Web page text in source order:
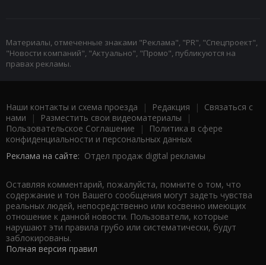
Материалы, отмеченные знаками "Реклама", "PR", "Спецпроект",
"Новости компаний", "Актуально", "Промо", публикуются на
правах рекламы.
Наши контакты и схема проезда | Редакция | Связаться с
нами | Разместить свои видеоматериалы |
Пользовательское Соглашение |
Политика в сфере
конфиденциальности и персональных данных
Реклама на сайте: Отдел продаж digital рекламы
Оставляя комментарий, пожалуйста, помните о том, что
содержание и тон Вашего сообщения могут задеть чувства
реальных людей, непосредственно или косвенно имеющих
отношение к данной новости. Пользователи, которые
нарушают эти правила грубо или систематически, будут
заблокированы.
Полная версия правил